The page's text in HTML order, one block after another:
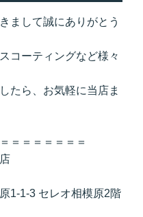
まして誠にありがとう
コーティングなど様々
たら、お気軽に当店ま
＝＝＝＝＝＝＝
1-1-3 セレオ相模原2階